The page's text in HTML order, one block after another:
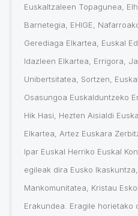
Euskaltzaleen Topagunea,
Barnetegia, EHIGE,
Gerediaga Elkartea, Euskal
Idazleen Elkartea, Errigora,
Unibertsitatea, Sortzen,
Osasungoa Euskalduntzeko
Hik Hasi, Hezten Aisialdi
Elkartea, Artez Euskara
Ipar Euskal Herriko Euskal
egileak dira Eusko
Mankomunitatea, Kristau
Erakundea. Eragile